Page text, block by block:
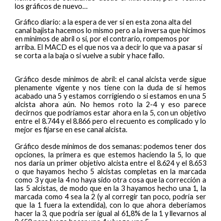
los gráficos de nuevo…
Gráfico diario: a la espera de ver si en esta zona alta del
canal bajista hacemos lo mismo pero a la inversa que hicimos
en mínimos de abril o si, por el contrario, rompemos por
arriba. El MACD es el que nos va a decir lo que va a pasar si
se corta a la baja o si vuelve a subir y hace fallo.
Gráfico desde mínimos de abril: el canal alcista verde sigue
plenamente vigente y nos tiene con la duda de si hemos
acabado una 5 y estamos corrigiendo o si estamos en una 5
alcista ahora aún. No hemos roto la 2-4 y eso parece
decirnos que podríamos estar ahora en la 5, con un objetivo
entre el 8.744 y el 8.866 pero el recuento es complicado y lo
mejor es fijarse en ese canal alcista.
Gráfico desde mínimos de dos semanas: podemos tener dos
opciones, la primera es que estemos haciendo la 5, lo que
nos daría un primer objetivo alcista entre el 8.624 y el 8.653
o que hayamos hecho 5 alcistas completas en la marcada
como 3 y que la 4 no haya sido otra cosa que la corrección a
las 5 alcistas, de modo que en la 3 hayamos hecho una 1, la
marcada como 4 sea la 2 (y al corregir tan poco, podría ser
que la 1 fuera la extendida), con lo que ahora deberíamos
hacer la 3, que podría ser igual al 61,8% de la 1 y llevarnos al